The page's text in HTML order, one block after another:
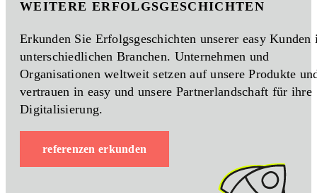
WEITERE ERFOLGSGESCHICHTEN
Erkunden Sie Erfolgsgeschichten unserer easy Kunden
unterschiedlichen Branchen. Unternehmen und
Organisationen weltweit setzen auf unsere Produkte
vertrauen in easy und unsere Partnerlandschaft für ihre
Digitalisierung.
referenzen erkunden